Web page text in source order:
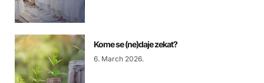
Kome se (ne)daje zekat?
6. March 2026.